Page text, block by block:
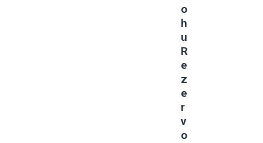
O
H
U
R
E
Z
E
R
V
O